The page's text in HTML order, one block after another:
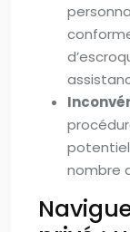
nombre